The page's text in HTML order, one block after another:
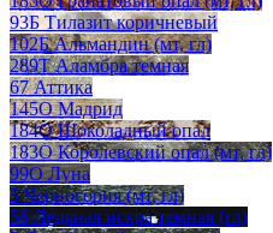
93Б Тилазит коричневый
102Б Альмандин (мт, гл)
289Т Аламбра темная
67 Аттика
145О Мадрид
184О Шоколадный опал
183О Королевский опал (мт, гл)
99О Луна
5 Черногория (мт, гл)
56 Ледяная искра темная (гл)